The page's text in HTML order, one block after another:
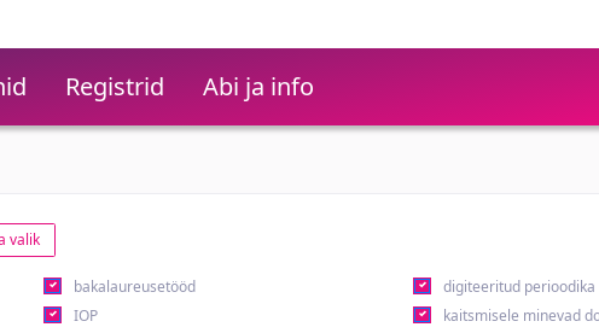
Registrid Abi ja info
valik
bakalaureusetööd digiteeritud perioodika
IOP kaitsmisele minevad